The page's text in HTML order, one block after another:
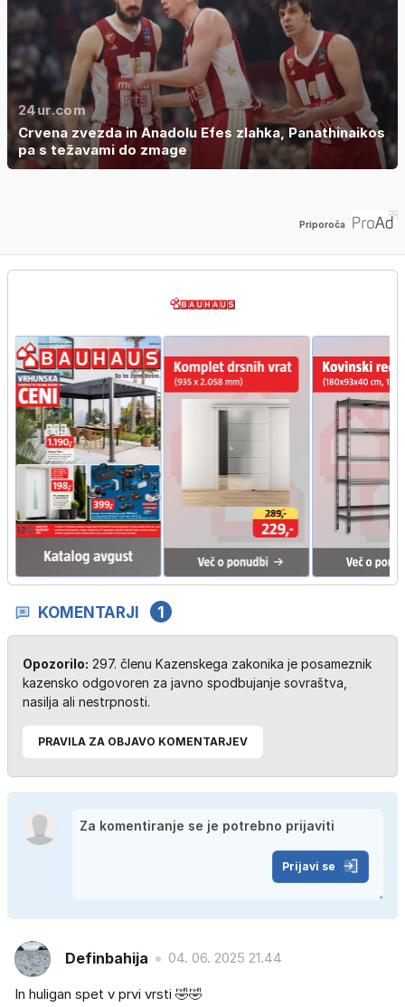
24ur.com
Crvena zvezda in Anadolu Efes zlahka, Panathinaikos
pa s težavami do zmage
Priporoča
KOMENTARJI 1
Opozorilo: 297. členu Kazenskega zakonika je posameznik
kazensko odgovoren za javno spodbujanje sovraštva,
nasilja ali nestrpnosti.
PRAVILA ZA OBJAVO KOMENTARJEV
Prijavi se
Definbahija 04. 06. 2025 21.44
In huligan spet v prvi vrsti 🤣🤣